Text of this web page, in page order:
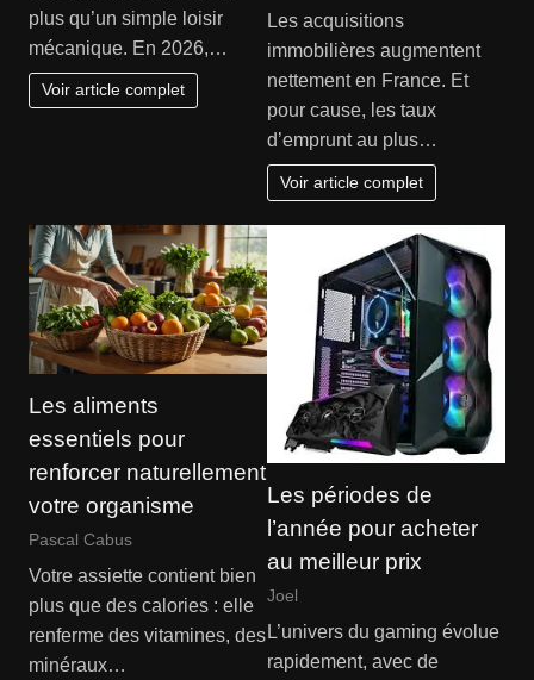
plus qu’un simple loisir
mécanique. En 2026,…
Voir article complet
Les acquisitions
immobilières augmentent
nettement en France. Et
pour cause, les taux
d’emprunt au plus…
Voir article complet
Les aliments
essentiels pour
renforcer naturellement
votre organisme
Pascal Cabus
Votre assiette contient bien
plus que des calories : elle
renferme des vitamines, des
minéraux…
Les périodes de
l’année pour acheter
au meilleur prix
Joel
L’univers du gaming évolue
rapidement, avec de